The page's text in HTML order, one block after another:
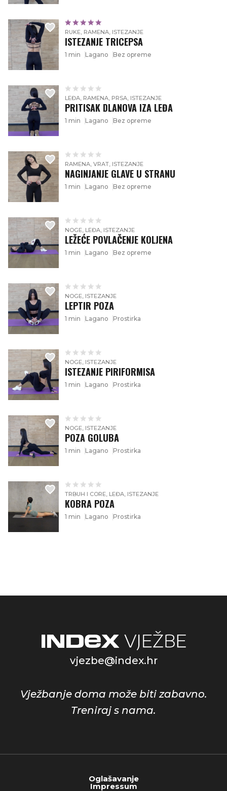
RUKE, RAMENA, ISTEZANJE
ISTEZANJE TRICEPSA
1 min Lagano Bez opreme
LEĐA, RAMENA, PRSA, ISTEZANJE
PRITISAK DLANOVA IZA LEĐA
1 min Lagano Bez opreme
RAMENA, VRAT, ISTEZANJE
NAGINJANJE GLAVE U STRANU
1 min Lagano Bez opreme
NOGE, LEĐA, ISTEZANJE
LEŽEĆE POVLAČENJE KOLJENA
1 min Lagano Bez opreme
NOGE, ISTEZANJE
LEPTIR POZA
1 min Lagano Prostirka
NOGE, ISTEZANJE
ISTEZANJE PIRIFORMISA
1 min Lagano Prostirka
NOGE, ISTEZANJE
POZA GOLUBA
1 min Lagano Prostirka
TRBUH I CORE, LEĐA, ISTEZANJE
KOBRA POZA
1 min Lagano Prostirka
vjezbe@index.hr
Vježbanje doma može biti zabavno.
Treniraj s nama.
Oglašavanje
Impressum